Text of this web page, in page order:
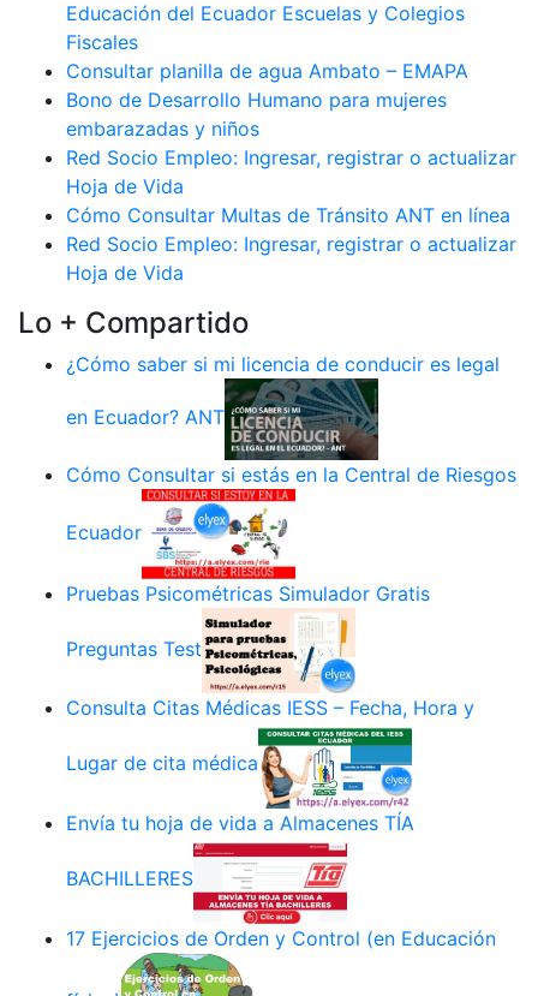
Educación del Ecuador Escuelas y Colegios
Fiscales
Consultar planilla de agua Ambato – EMAPA
Bono de Desarrollo Humano para mujeres
embarazadas y niños
Red Socio Empleo: Ingresar, registrar o actualizar
Hoja de Vida
Cómo Consultar Multas de Tránsito ANT en línea
Red Socio Empleo: Ingresar, registrar o actualizar
Hoja de Vida
Lo + Compartido
¿Cómo saber si mi licencia de conducir es legal
en Ecuador? ANT
Cómo Consultar si estás en la Central de Riesgos
Ecuador
Pruebas Psicométricas Simulador Gratis
Preguntas Test
Consulta Citas Médicas IESS – Fecha, Hora y
Lugar de cita médica
Envía tu hoja de vida a Almacenes TÍA
BACHILLERES
17 Ejercicios de Orden y Control (en Educación